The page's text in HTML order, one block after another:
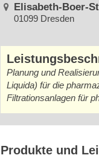
Elisabeth-Boer-
01099 Dresden
Planung und
Liquida) für die
Filtrationsanlagen für
Produkte und